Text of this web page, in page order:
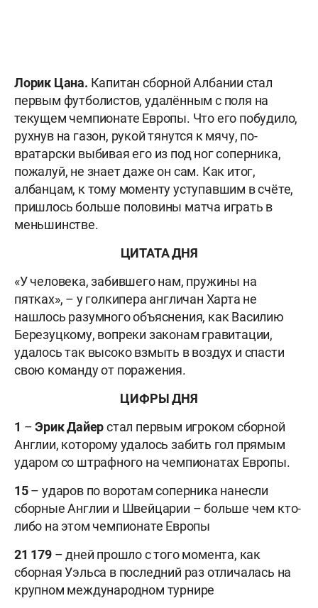
Лорик Цана. Капитан сборной Албании стал
первым футболистов, удалённым с поля на
текущем чемпионате Европы. Что его побудило,
рухнув на газон, рукой тянутся к мячу, по-
вратарски выбивая его из под ног соперника,
пожалуй, не знает даже он сам. Как итог,
албанцам, к тому моменту уступавшим в счёте,
пришлось больше половины матча играть в
меньшинстве.
ЦИТАТА ДНЯ
«У человека, забившего нам, пружины на
пятках», – у голкипера англичан Харта не
нашлось разумного объяснения, как Василию
Березуцкому, вопреки законам гравитации,
удалось так высоко взмыть в воздух и спасти
свою команду от поражения.
ЦИФРЫ ДНЯ
1 –Эрик Дайерстал первым игроком сборной
Англии, которому удалось забить гол прямым
ударом со штрафного на чемпионатах Европы.
15– ударов по воротам соперника нанесли
сборные Англии и Швейцарии – больше чем кто-
либо на этом чемпионате Европы
21 179– дней прошло с того момента, как
сборная Уэльса в последний раз отличалась на
крупном международном турнире